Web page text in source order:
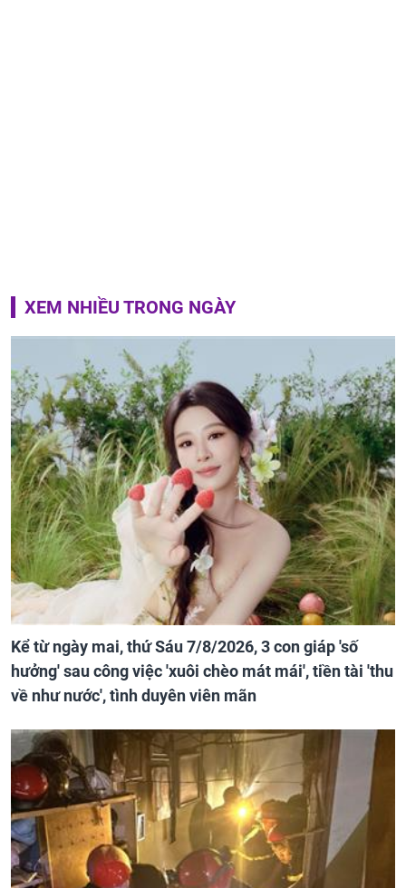
XEM NHIỀU TRONG NGÀY
Kể từ ngày mai, thứ Sáu 7/8/2026, 3 con giáp 'số
hưởng' sau công việc 'xuôi chèo mát mái', tiền tài 'thu
về như nước', tình duyên viên mãn